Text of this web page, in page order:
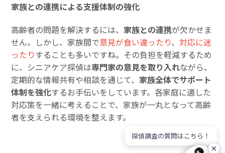
家族との連携による支援体制の強化
高齢者の問題を解決するには、 家族との連携が欠かせま
せん。しかし、家族間で意見が食い違ったり、 対応に迷
ったりすることも多いですね。その負担を軽減するため
に、シニアケア探偵は専門家の意見を取り入れながら、
定期的な情報共有や相談を通じて、 家族全体でサポート
体制を強化するお手伝いをしています。各家庭に適した
対応策を一緒に考えることで、家族が一丸となって高齢
者を支えられる環境を整えます。
探偵調査の質問はこちら！